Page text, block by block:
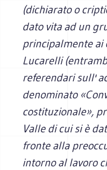
(dichiarato o
dato vita ad un
principalmente ai
Lucarelli
referendari sull'
denominato
costituzionale»,
Valle di cui si è
fronte alla
intorno al lavoro